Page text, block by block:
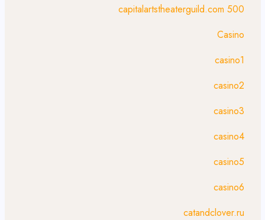
capitalartstheaterguild.com 500
Casino
casino1
casino2
casino3
casino4
casino5
casino6
catandclover.ru